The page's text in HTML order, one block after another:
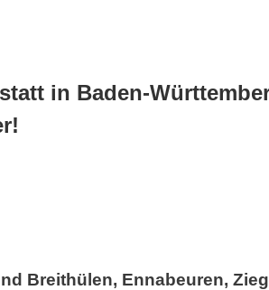
in Baden-
Breithülen, Ennabeuren,